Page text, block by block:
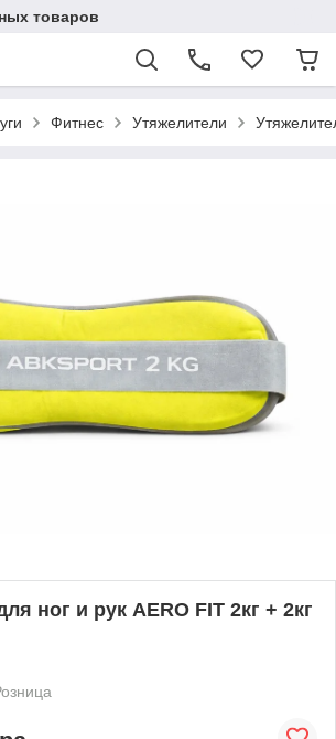
товаров
Фитнес Утяжелители
ног и рук AERO FIT 2кг + 2кг